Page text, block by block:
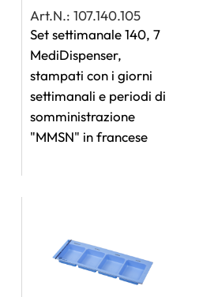
Art.N.: 107.140.105
Set settimanale 140, 7
MediDispenser,
stampati con i giorni
settimanali e periodi di
somministrazione
"MMSN" in francese